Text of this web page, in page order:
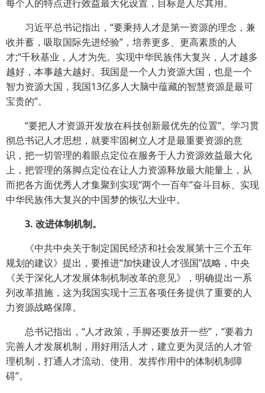
每个人的特点进行效益最大化设置，目标是人尽其用。
习近平总书记指出，“要秉持人才是第一资源的理念，兼
收并蓄，吸取国际先进经验”，培养更多、更高素质的人
才;“千秋基业，人才为先。实现中华民族伟大复兴，人才越多
越好，本事越大越好。我国是一个人力资源大国，也是一个
智力资源大国，我国13亿多人大脑中蕴藏的智慧资源是最可
宝贵的”。
“要把人才资源开发放在科技创新最优先的位置”。学习贯
彻总书记人才思想，就要牢固树立人才是最重要资源的意
识，把一切管理的着眼点定位在服务于人力资源效益最大化
上，把管理的落脚点定位在让人力资源释放最大能量上，从
而把各方面优秀人才集聚到实现“两个一百年”奋斗目标、实现
中华民族伟大复兴的中国梦的恢弘大业中。
3. 改进体制机制。
《中共中央关于制定国民经济和社会发展第十三个五年
规划的建议》提出，要推进“加快建设人才强国”战略，中央
《关于深化人才发展体制机制改革的意见》，明确提出一系
列改革措施，这为我国实现十三五各项任务提供了重要的人
力资源战略保障。
总书记指出，“人才政策，手脚还要放开一些”，“要着力
完善人才发展机制，用好用活人才，建立更为灵活的人才管
理机制，打通人才流动、使用、发挥作用中的体制机制障
碍”。